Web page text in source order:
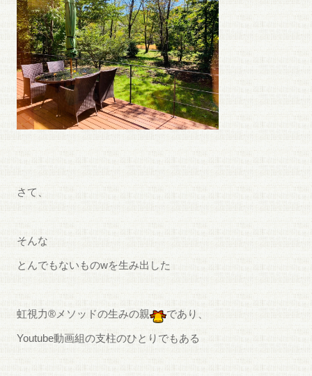
さて、
そんな
とんでもないものwを生み出した
虹視力®︎メソッドの生みの親 であり、
Youtube動画組の支柱のひとりでもある